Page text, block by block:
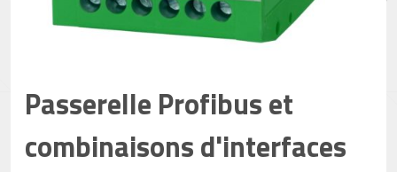
Passerelle Profibus et
combinaisons d'interfaces